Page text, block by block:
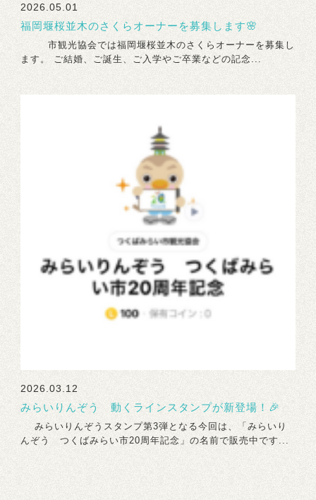
2026.05.01
福岡堰桜並木のさくらオーナーを募集します🌸
市観光協会では福岡堰桜並木のさくらオーナーを募集し
ます。 ご結婚、ご誕生、ご入学やご卒業などの記念...
2026.03.12
みらいりんぞう 動くラインスタンプが新登場！🎉
みらいりんぞうスタンプ第3弾となる今回は、「みらいり
んぞう つくばみらい市20周年記念」の名前で販売中です...